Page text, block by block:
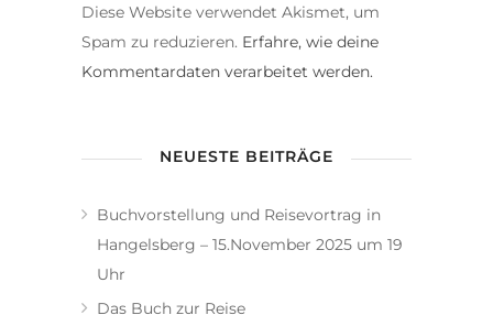
Diese Website verwendet Akismet, um
Spam zu reduzieren. Erfahre, wie deine
Kommentardaten verarbeitet werden.
NEUESTE BEITRÄGE
Buchvorstellung und Reisevortrag in
Hangelsberg – 15.November 2025 um 19
Uhr
Das Buch zur Reise